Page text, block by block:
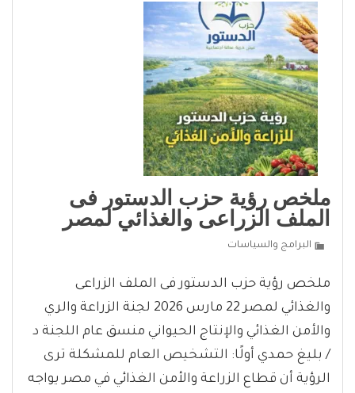
ملخص رؤية حزب الدستور فى
الملف الزراعى والغذائي لمصر
البرامج والسياسات
ملخص رؤية حزب الدستور فى الملف الزراعى
والغذائي لمصر 22 مارس 2026 لجنة الزراعة والري
والأمن الغذائي والإنتاج الحيواني منسق عام اللجنة د
/ بليغ حمدي أولًا: التشخيص العام للمشكلة ترى
الرؤية أن قطاع الزراعة والأمن الغذائي في مصر يواجه